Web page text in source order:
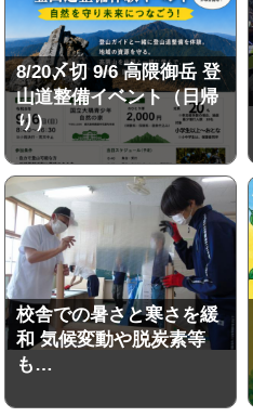
8/20〆切 9/6 高隈御岳 登
山道整備イベント（日帰
り）
校舎での暑さと寒さを緩
和 気候変動や脱炭素等
も…